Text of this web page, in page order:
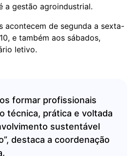
a gestão agroindustrial.
acontecem de segunda a sexta-
e também aos sábados,
letivo.
formar profissionais
técnica, prática e voltada
sustentável
destaca a coordenação